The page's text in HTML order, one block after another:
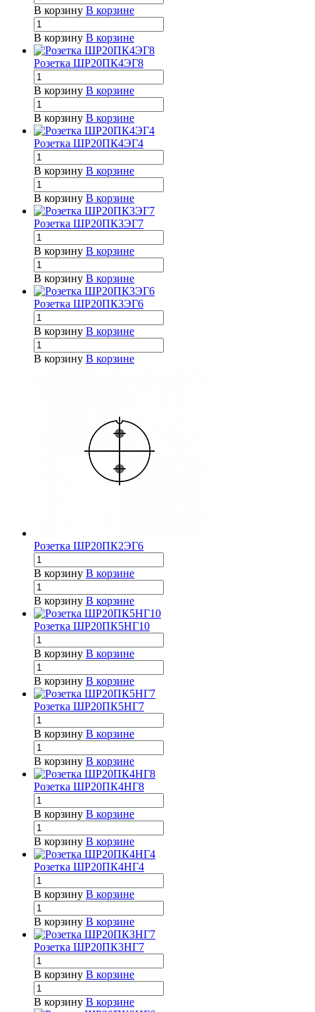
В корзину В корзине
В корзину В корзине
Розетка ШР20ПК4ЭГ8
В корзину В корзине
В корзину В корзине
Розетка ШР20ПК4ЭГ4
В корзину В корзине
В корзину В корзине
Розетка ШР20ПК3ЭГ7
В корзину В корзине
В корзину В корзине
Розетка ШР20ПК3ЭГ6
В корзину В корзине
В корзину В корзине
Розетка ШР20ПК2ЭГ6
В корзину В корзине
В корзину В корзине
Розетка ШР20ПК5НГ10
В корзину В корзине
В корзину В корзине
Розетка ШР20ПК5НГ7
В корзину В корзине
В корзину В корзине
Розетка ШР20ПК4НГ8
В корзину В корзине
В корзину В корзине
Розетка ШР20ПК4НГ4
В корзину В корзине
В корзину В корзине
Розетка ШР20ПК3НГ7
В корзину В корзине
В корзину В корзине